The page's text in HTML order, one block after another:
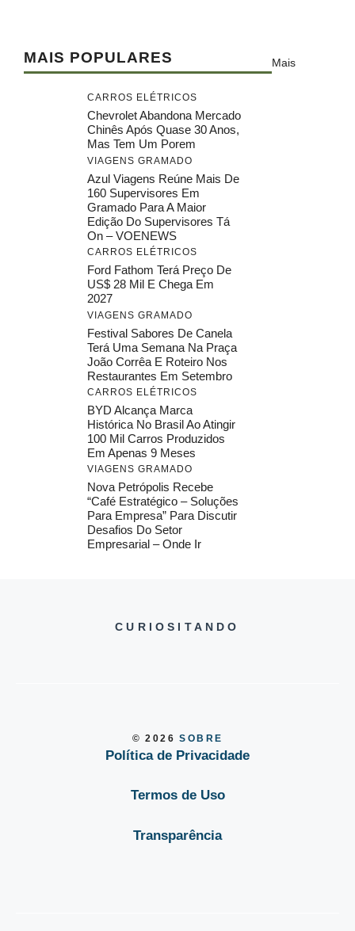
MAIS POPULARES Mais
CARROS ELÉTRICOS
Chevrolet Abandona Mercado
Chinês Após Quase 30 Anos,
Mas Tem Um Porem
VIAGENS GRAMADO
Azul Viagens Reúne Mais De
160 Supervisores Em
Gramado Para A Maior
Edição Do Supervisores Tá
On – VOENEWS
CARROS ELÉTRICOS
Ford Fathom Terá Preço De
US$ 28 Mil E Chega Em
2027
VIAGENS GRAMADO
Festival Sabores De Canela
Terá Uma Semana Na Praça
João Corrêa E Roteiro Nos
Restaurantes Em Setembro
CARROS ELÉTRICOS
BYD Alcança Marca
Histórica No Brasil Ao Atingir
100 Mil Carros Produzidos
Em Apenas 9 Meses
VIAGENS GRAMADO
Nova Petrópolis Recebe
“Café Estratégico – Soluções
Para Empresa” Para Discutir
Desafios Do Setor
Empresarial – Onde Ir
CURIOSITANDO
© 2026SOBRE
Política de Privacidade
Termos de Uso
Transparência